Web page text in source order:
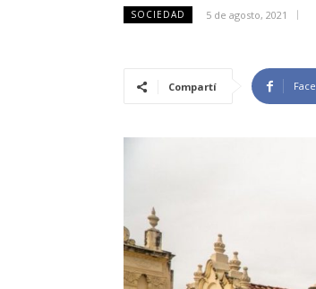
SOCIEDAD 5 de agosto, 2021
Compartí